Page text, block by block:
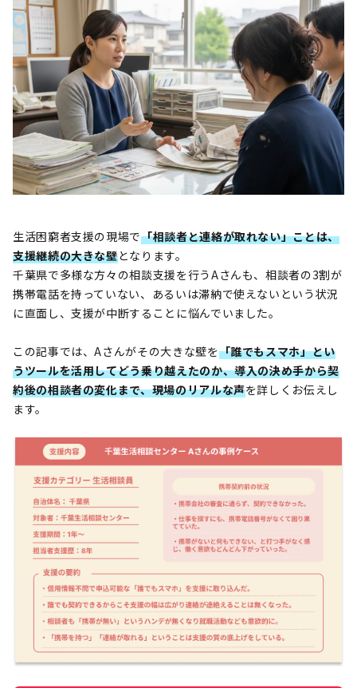
生活困窮者支援の現場で「相談者と連絡が取れない」ことは、
支援継続の大きな壁となります。
千葉県で多様な方々の相談支援を行うAさんも、相談者の3割が
携帯電話を持っていない、あるいは滞納で使えないという状況
に直面し、支援が中断することに悩んでいました。
この記事では、Aさんがその大きな壁を「誰でもスマホ」とい
うツールを活用してどう乗り越えたのか、導入の決め手から契
約後の相談者の変化まで、現場のリアルな声を詳しくお伝えし
ます。